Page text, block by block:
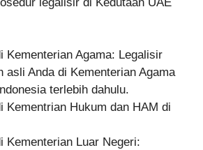
Kementerian Agama: Legalisir
asli Anda di Kementerian Agama
terlebih dahulu.
Kementrian Hukum dan HAM di
Kementerian Luar Negeri: